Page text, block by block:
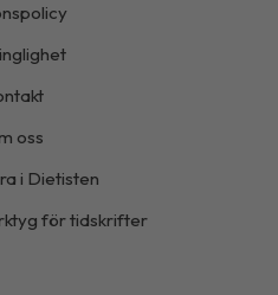
oss
i Dietisten
för tidskrifter